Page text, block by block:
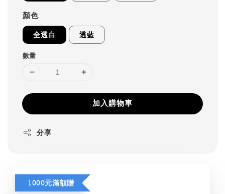
顏色
全透白 透藍
數量
加入購物車
分享
1000元滿額贈